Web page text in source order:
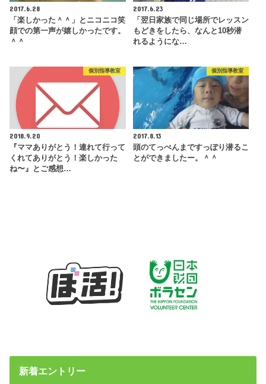
2017.6.28
「楽しかった＾＾」とニコニコ笑
顔での第一声が嬉しかったです。
＾＾
2017.6.23
「翌日家族で同じ場所でレッスン
もどきをしたら、なんと10秒潜
れるようにな…
個別指導教室
2018.9.20
『ママありがとう！連れて行って
くれてありがとう！楽しかった
ね〜』とご感想…
個別指導教室
2017.8.13
頭のてっぺんまですっぽり潜るこ
とができましたー。＾＾
新着エントリー